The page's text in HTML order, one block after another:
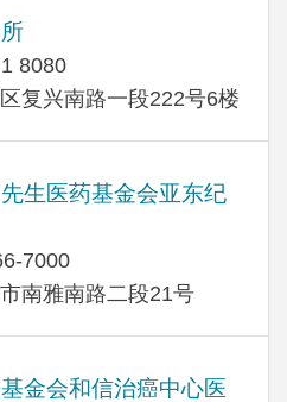
8080
复兴南路一段222号6楼
生医药基金会亚东纪
7000
南雅南路二段21号
金会和信治癌中心医